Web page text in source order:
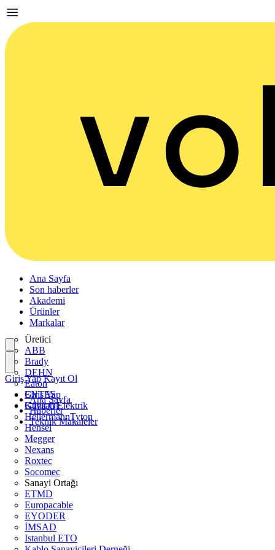
Ana Sayfa
Son haberler
Akademi
Ürünler
Markalar
Üretici
ABB
Brady
DEHN
Eaton
ENTES
Günsan Elektrik
HellermannTyton
Hensel
Megger
Nexans
Roxtec
Socomec
Sanayi Ortağı
ETMD
Europacable
EYODER
İMSAD
Istanbul ETO
Giriş Yap
Kayıt Ol
Giriş Yap Kayıt Ol
Ana Sayfa
Haberler
Teknik Makaleler